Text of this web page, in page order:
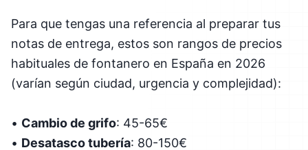
Para que tengas una referencia al preparar tus
notas de entrega, estos son rangos de precios
habituales de fontanero en España en 2026
(varían según ciudad, urgencia y complejidad):
• Cambio de grifo: 45-65€
• Desatasco tubería: 80-150€